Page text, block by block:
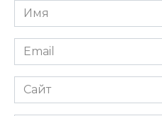
Имя
Email
Сайт